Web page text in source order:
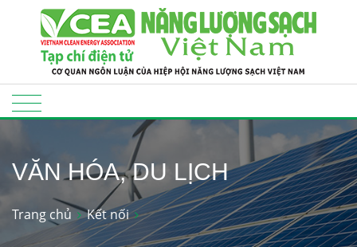
VĂN HÓA, DU LỊCH
Trang chủ Kết nối